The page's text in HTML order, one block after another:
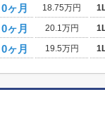
0ヶ月 18.75万円
0ヶ月 20.1万円
0ヶ月 19.5万円